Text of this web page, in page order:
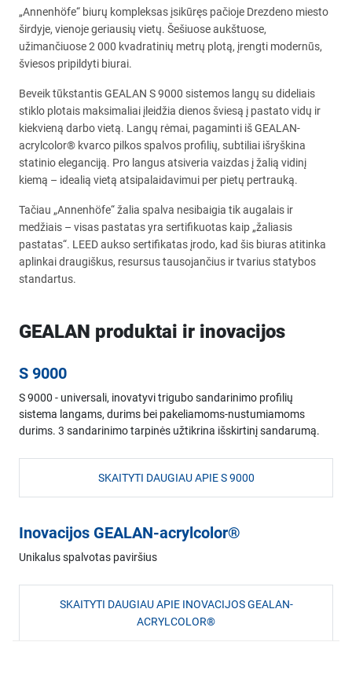
„Annenhöfe“ biurų kompleksas įsikūręs pačioje Drezdeno miesto
širdyje, vienoje geriausių vietų. Šešiuose aukštuose,
užimančiuose 2 000 kvadratinių metrų plotą, įrengti modernūs,
šviesos pripildyti biurai.
Beveik tūkstantis GEALAN S 9000 sistemos langų su dideliais
stiklo plotais maksimaliai įleidžia dienos šviesą į pastato vidų ir
kiekvieną darbo vietą. Langų rėmai, pagaminti iš GEALAN-
acrylcolor® kvarco pilkos spalvos profilių, subtiliai išryškina
statinio eleganciją. Pro langus atsiveria vaizdas į žalią vidinį
kiemą – idealią vietą atsipalaidavimui per pietų pertrauką.
Tačiau „Annenhöfe“ žalia spalva nesibaigia tik augalais ir
medžiais – visas pastatas yra sertifikuotas kaip „žaliasis
pastatas“. LEED aukso sertifikatas įrodo, kad šis biuras atitinka
aplinkai draugiškus, resursus tausojančius ir tvarius statybos
standartus.
GEALAN produktai ir inovacijos
S 9000
S 9000 - universali, inovatyvi trigubo sandarinimo profilių
sistema langams, durims bei pakeliamoms-nustumiamoms
durims. 3 sandarinimo tarpinės užtikrina išskirtinį sandarumą.
SKAITYTI DAUGIAU APIE S 9000
Inovacijos GEALAN-acrylcolor®
Unikalus spalvotas paviršius
SKAITYTI DAUGIAU APIE INOVACIJOS GEALAN-
ACRYLCOLOR®